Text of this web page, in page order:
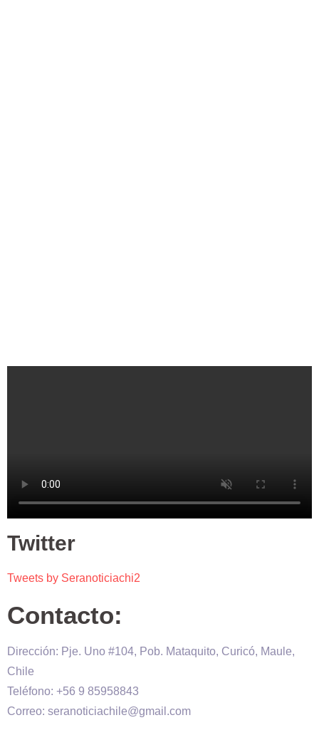
Twitter
Tweets by Seranoticiachi2
Contacto:
Dirección: Pje. Uno #104, Pob. Mataquito, Curicó, Maule,
Chile
Teléfono: +56 9 85958843
Correo: seranoticiachile@gmail.com